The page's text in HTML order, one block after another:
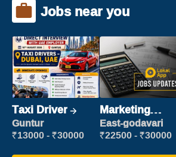
Jobs near you
Taxi Driver
Guntur
₹13000 - ₹30000
Marketing
Executive
East-godavari
₹22500 - ₹30000